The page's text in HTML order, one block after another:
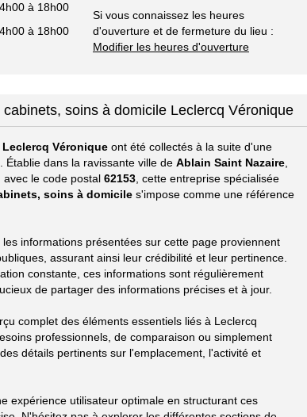
à 18h00
à 18h00
Si vous connaissez les heures
d'ouverture et de fermeture du lieu :
Modifier les heures d'ouverture
soins à domicile Leclercq Véronique
Leclercq Véronique ont été collectés à la suite d'une
dans la ravissante ville de Ablain Saint Nazaire
, avec le code postal 62153 , cette entreprise spécialisée
soins à domicile s'impose comme une référence
informations présentées sur cette page proviennent
assurant ainsi leur crédibilité et leur pertinence.
constante, ces informations sont régulièrement
de partager des informations précises et à jour.
complet des éléments essentiels liés à Leclercq
professionnels, de comparaison ou simplement
détails pertinents sur l'emplacement, l'activité et
expérience utilisateur optimale en structurant ces